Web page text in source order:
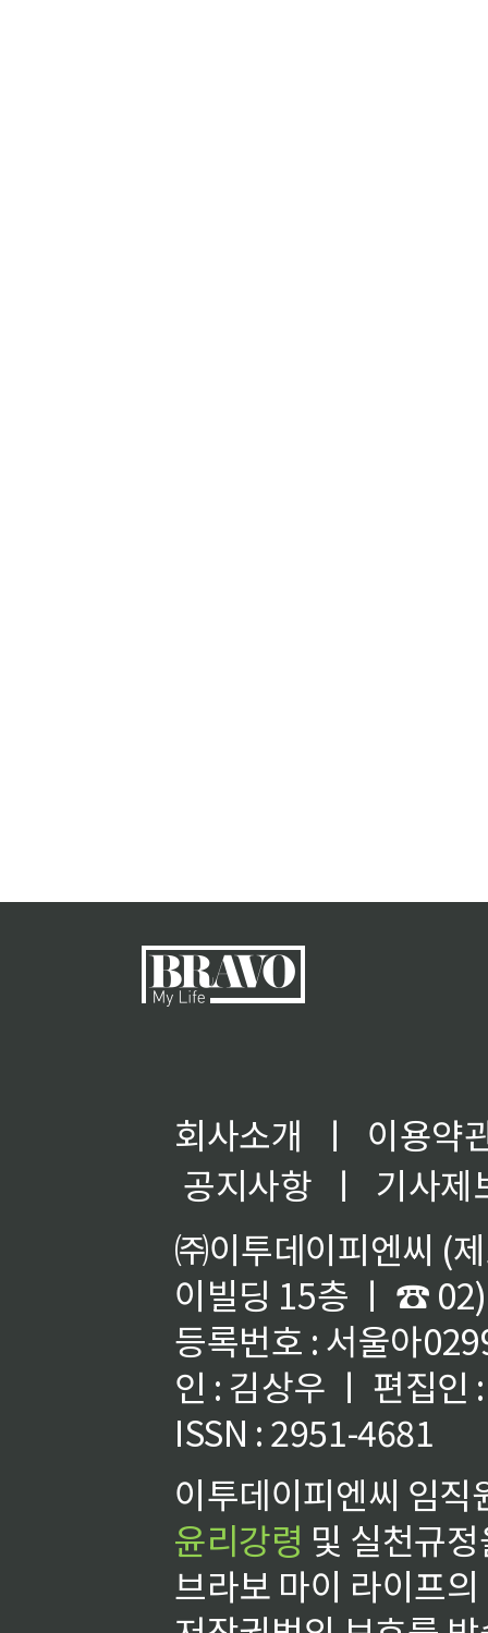
회사소개 ㅣ
이용약
공지사항
ㅣ
기사제
㈜이투데이피엔씨 (
이빌딩 15층 ㅣ ☎
등록번호 : 서울아
인 : 김상우 ㅣ 편집인
ISSN : 2951-4681
이투데이피엔씨 임
윤리강령 및 실천규
브라보 마이 라이프